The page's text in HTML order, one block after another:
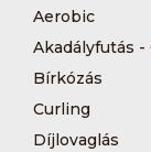
Aerobic
Akadályfutás -
Bírkózás
Curling
Díjlovaglás